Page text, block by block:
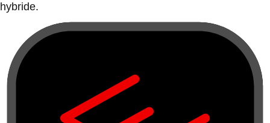
hybride.